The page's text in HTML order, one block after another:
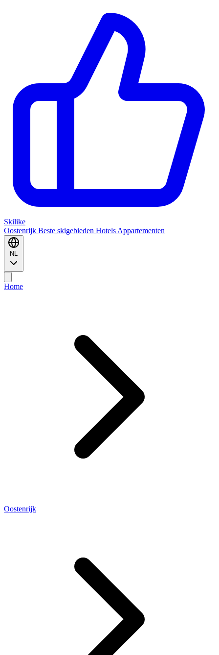
Skilike
Oostenrijk Beste skigebieden Hotels Appartementen
NL
Home
Oostenrijk